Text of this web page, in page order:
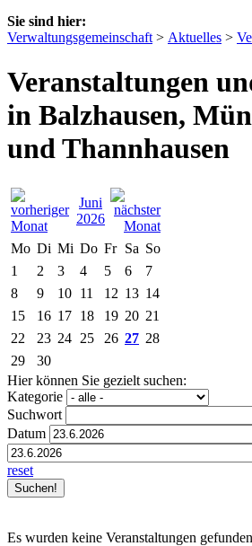
Sie sind hier:
Verwaltungsgemeinschaft > Aktuelles >
Veranstaltungen
in Balzhausen,
und Thannhausen
Juni
2026
Mo Di Mi Do Fr Sa So
1
2 3 4 5 6
7
8
9 10 11 12 13 14
15
16 17 18 19 20 21
22
23 24 25 26 27 28
29
30
Hier können Sie gezielt suchen:
Kategorie
Suchwort
Datum
reset
Es wurden keine Veranstaltungen